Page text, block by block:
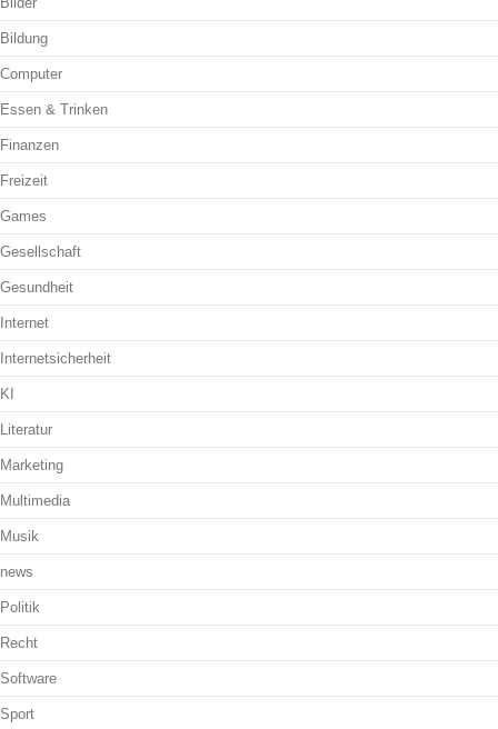
Bildung
Computer
Essen & Trinken
Finanzen
Freizeit
Games
Gesellschaft
Gesundheit
Internet
Internetsicherheit
KI
Literatur
Marketing
Multimedia
Musik
news
Politik
Recht
Software
Sport